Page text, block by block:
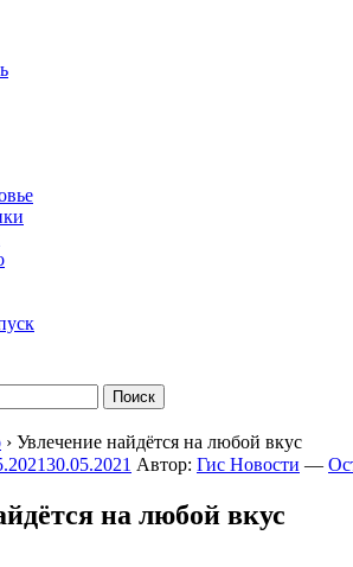
› Увлечение найдётся на любой вкус
30.05.2021 Автор: Гис Новости —
на любой вкус